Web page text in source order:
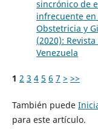
sincrónico de
infrecuente
Obstetricia y
(2020):
Venezuela
1 2 3 4 5 6 7 > >>
También puede
para este artículo.